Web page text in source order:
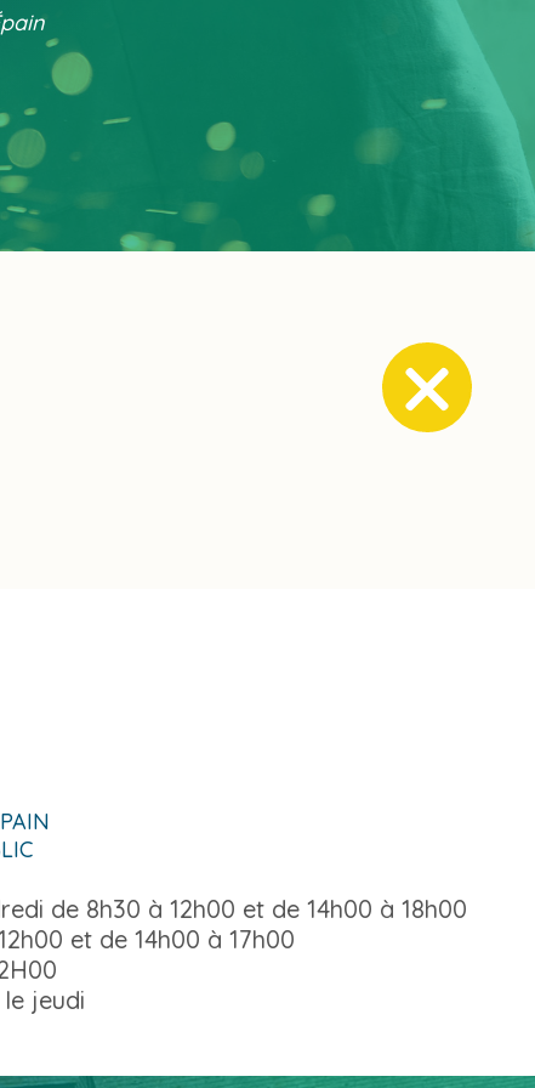
de 8h30 à 12h00 et de 14h00 à 18h00
et de 14h00 à 17h00
jeudi